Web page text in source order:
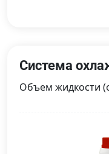
Система
Объем жидкости